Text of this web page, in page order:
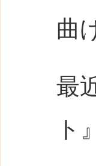
曲
最
ト